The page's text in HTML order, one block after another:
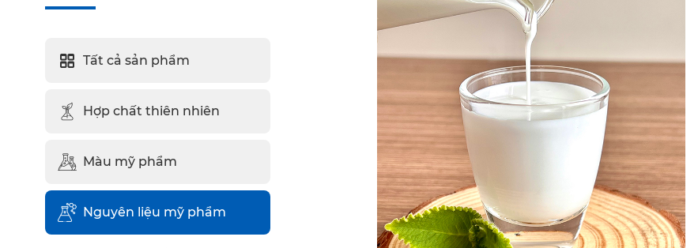
Tất cả sản phẩm
Hợp chất thiên nhiên
Màu mỹ phẩm
Nguyên liệu mỹ phẩm